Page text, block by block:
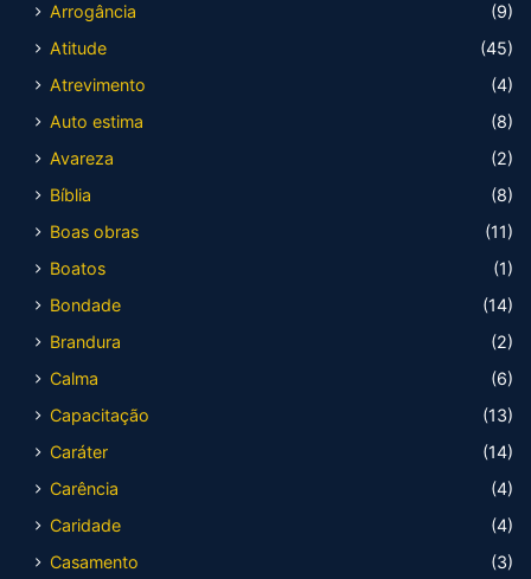
Arrogância
(9)
Atitude
(45)
Atrevimento
(4)
Auto estima
(8)
Avareza
(2)
Bíblia
(8)
Boas obras
(11)
Boatos
(1)
Bondade
(14)
Brandura
(2)
Calma
(6)
Capacitação
(13)
Caráter
(14)
Carência
(4)
Caridade
(4)
Casamento
(3)